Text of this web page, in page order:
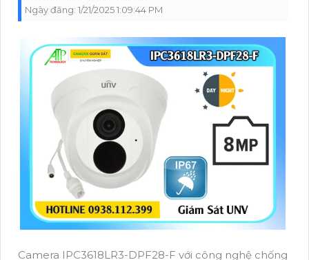
Ngày đăng: 1/21/2025 1:09:44 PM
Camera IPC3618LR3-DPF28-F với công nghệ chống